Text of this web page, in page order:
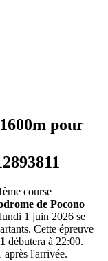
pour
course
de Pocono
1 juin 2026 se
Cette épreuve
débutera à 22:00.
après l'arrivée.